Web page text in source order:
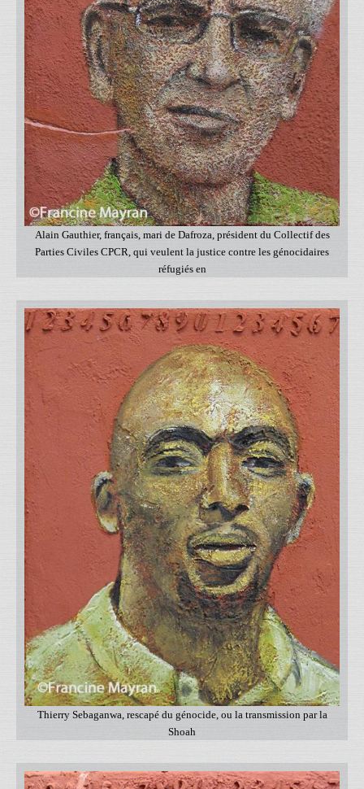
Alain Gauthier, français, mari de Dafroza, président du Collectif des
Parties Civiles CPCR, qui veulent la justice contre les génocidaires
réfugiés en
Thierry Sebaganwa, rescapé du génocide, ou la transmission par la
Shoah